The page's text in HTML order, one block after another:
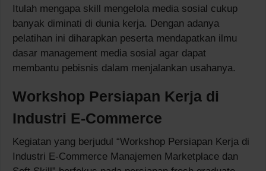
Itulah mengapa skill mengelola media sosial cukup
banyak diminati di dunia kerja. Dengan adanya
pelatihan ini diharapkan peserta mendapatkan ilmu
dasar management media sosial agar dapat
membantu pebisnis dalam menjalankan usahanya.
Workshop Persiapan Kerja di
Industri E-Commerce
Kegiatan yang berjudul “Workshop Persiapan Kerja di
Industri E-Commerce Manajemen Marketplace dan